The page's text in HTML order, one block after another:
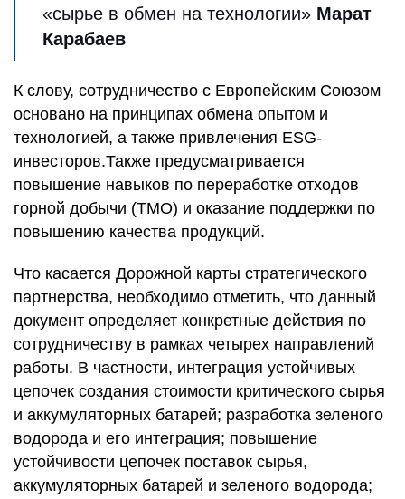
«сырье в обмен на технологии» Марат
Карабаев
К слову, сотрудничество с Европейским Союзом
основано на принципах обмена опытом и
технологией, а также привлечения ESG-
инвесторов.Также предусматривается
повышение навыков по переработке отходов
горной добычи (ТМО) и оказание поддержки по
повышению качества продукций.
Что касается Дорожной карты стратегического
партнерства, необходимо отметить, что данный
документ определяет конкретные действия по
сотрудничеству в рамках четырех направлений
работы. В частности, интеграция устойчивых
цепочек создания стоимости критического сырья
и аккумуляторных батарей; разработка зеленого
водорода и его интеграция; повышение
устойчивости цепочек поставок сырья,
аккумуляторных батарей и зеленого водорода;